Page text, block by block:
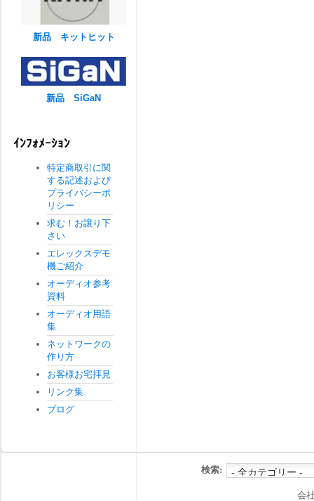
新品 キットヒット
新品 SiGaN
ｲﾝﾌｫﾒｰｼｮﾝ
特定商取引に関
する記述および
プライバシーポ
リシー
求む！お譲り下
さい
エレックスデモ
機ご紹介
オーディオ参考
資料
オーディオ用語
集
ネットワークの
作り方
お客様お宅拝見
リンク集
ブログ
検索:
会